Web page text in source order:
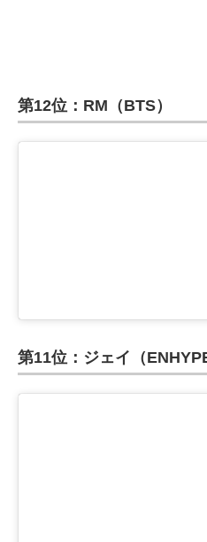
第12位：RM（BTS）
第11位：ジェイ（